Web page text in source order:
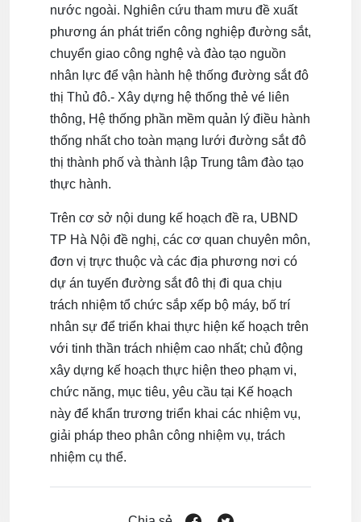
nước ngoài. Nghiên cứu tham mưu đề xuất
phương án phát triển công nghiệp đường sắt,
chuyển giao công nghệ và đào tạo nguồn
nhân lực để vận hành hệ thống đường sắt đô
thị Thủ đô.- Xây dựng hệ thống thẻ vé liên
thông, Hệ thống phần mềm quản lý điều hành
thống nhất cho toàn mạng lưới đường sắt đô
thị thành phố và thành lập Trung tâm đào tạo
thực hành.
Trên cơ sở nội dung kế hoạch đề ra, UBND
TP Hà Nội đề nghị, các cơ quan chuyên môn,
đơn vị trực thuộc và các địa phương nơi có
dự án tuyến đường sắt đô thị đi qua chịu
trách nhiệm tổ chức sắp xếp bộ máy, bố trí
nhân sự để triển khai thực hiện kế hoạch trên
với tinh thần trách nhiệm cao nhất; chủ động
xây dựng kế hoạch thực hiện theo phạm vi,
chức năng, mục tiêu, yêu cầu tại Kế hoạch
này để khẩn trương triển khai các nhiệm vụ,
giải pháp theo phân công nhiệm vụ, trách
nhiệm cụ thể.